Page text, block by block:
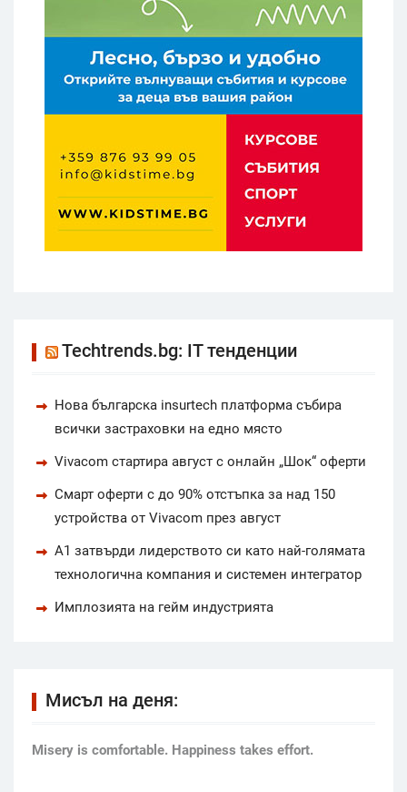
Techtrends.bg: IT тенденции
Нова българска insurtech платформа събира
всички застраховки на едно място
Vivacom стартира август с онлайн „Шок“ оферти
Смарт оферти с до 90% отстъпка за над 150
устройства от Vivacom през август
А1 затвърди лидерството си като най-голямата
технологична компания и системен интегратор
Имплозията на гейм индустрията
Мисъл на деня:
Мisery is comfortable. Happiness takes effort.